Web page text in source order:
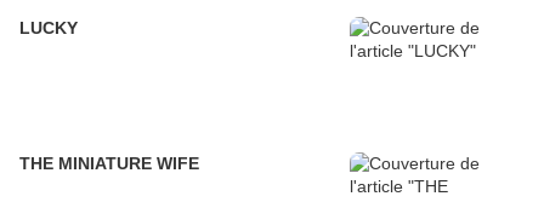
LUCKY
THE MINIATURE WIFE